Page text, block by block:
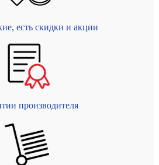
есть скидки и акции
производителя